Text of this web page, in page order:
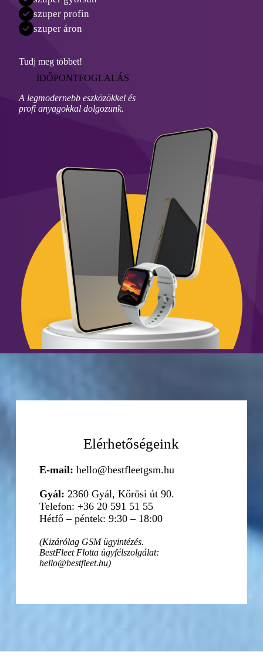
szuper profin
szuper áron
Tudj meg többet!
IDŐPONTFOGLALÁS
A legmodernebb eszközökkel és
profi anyagokkal dolgozunk.
Elérhetőségeink
E-mail: hello@bestfleetgsm.hu
Gyál: 2360 Gyál, Kőrösi út 90.
Telefon: +36 20 591 51 55
Hétfő – péntek: 9:30 – 18:00
(Kizárólag GSM ügyintézés.
BestFleet Flotta ügyfélszolgálat:
hello@bestfleet.hu)